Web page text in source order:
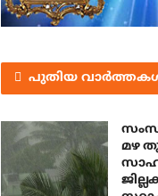
പുതിയ
മഴ